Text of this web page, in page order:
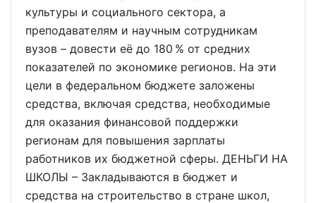
культуры и социального сектора, а
преподавателям и научным сотрудникам
вузов – довести её до 180 % от средних
показателей по экономике регионов. На эти
цели в федеральном бюджете заложены
средства, включая средства, необходимые
для оказания финансовой поддержки
регионам для повышения зарплаты
работников их бюджетной сферы. ДЕНЬГИ НА
ШКОЛЫ – Закладываются в бюджет и
средства на строительство в стране школ,